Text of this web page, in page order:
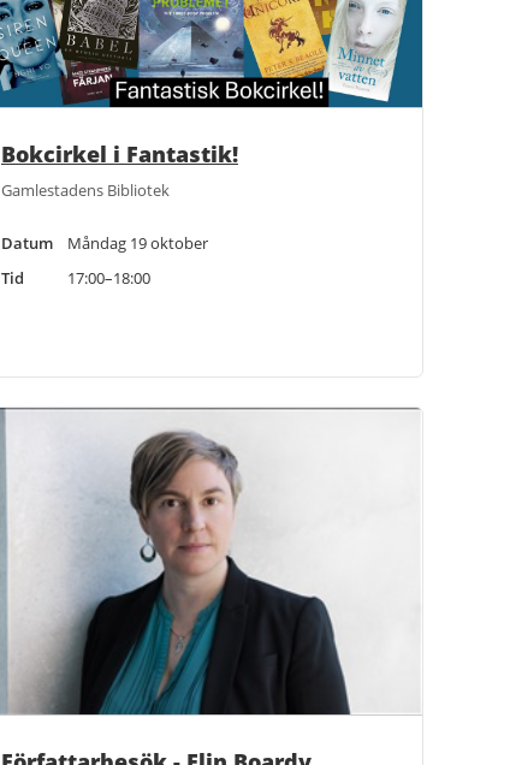
Bokcirkel i Fantastik!
Gamlestadens Bibliotek
Datum
Måndag 19 oktober
Tid
17:00–18:00